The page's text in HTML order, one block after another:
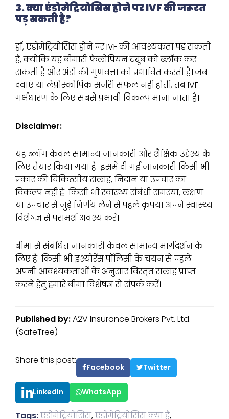
3. क्या एंडोमेट्रियोसिस होने पर IVF की जरूरत
पड़ सकती है?
हाँ, एंडोमेट्रियोसिस होने पर IVF की आवश्यकता पड़ सकती
है, क्योंकि यह बीमारी फैलोपियन ट्यूब को ब्लॉक कर
सकती है और अंडों की गुणवत्ता को प्रभावित करती है। जब
दवाएं या लेप्रोस्कोपिक सर्जरी सफल नहीं होतीं, तब IVF
गर्भधारण के लिए सबसे प्रभावी विकल्प माना जाता है।
Disclaimer:
यह ब्लॉग केवल सामान्य जानकारी और शैक्षिक उद्देश्य के
लिए तैयार किया गया है। इसमें दी गई जानकारी किसी भी
प्रकार की चिकित्सीय सलाह, निदान या उपचार का
विकल्प नहीं है। किसी भी स्वास्थ्य संबंधी समस्या, लक्षण
या उपचार से जुड़े निर्णय लेने से पहले कृपया अपने स्वास्थ्य
विशेषज्ञ से परामर्श अवश्य करें।
बीमा से संबंधित जानकारी केवल सामान्य मार्गदर्शन के
लिए है। किसी भी इंश्योरेंस पॉलिसी के चयन से पहले
अपनी आवश्यकताओं के अनुसार विस्तृत सलाह प्राप्त
करने हेतु हमारे बीमा विशेषज्ञ से संपर्क करें।
Published by:A2V Insurance Brokers Pvt. Ltd.
(SafeTree)
Share this post:
Facebook Twitter
LinkedIn WhatsApp
Tags:एंडोमेट्रियोसिस,एंडोमेट्रियोसिस क्या है,